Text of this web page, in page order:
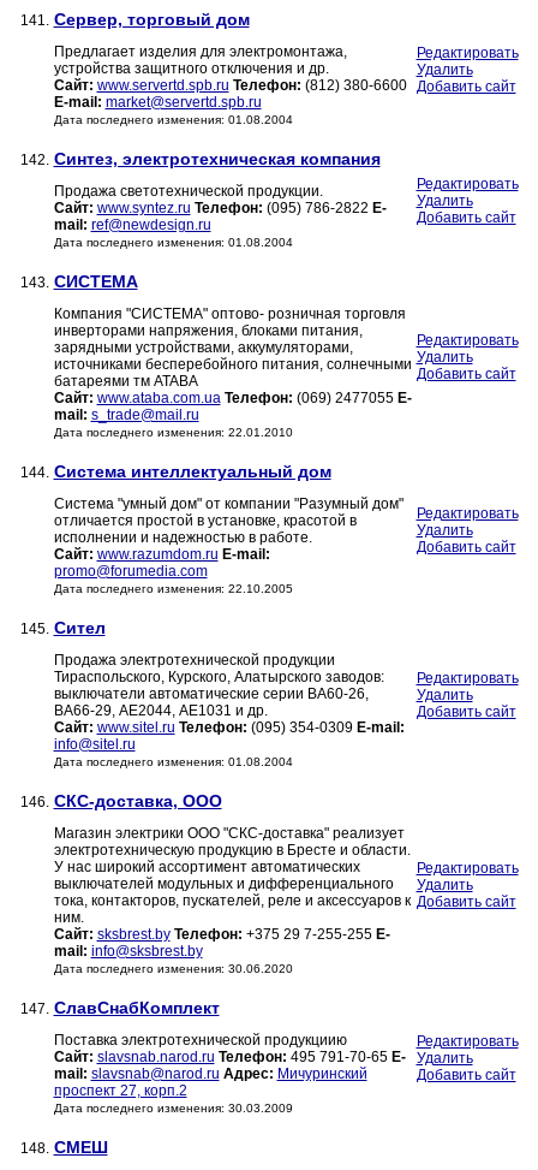
141. Сервер, торговый дом
Предлагает изделия для электромонтажа,
устройства защитного отключения и др.
Сайт: www.servertd.spb.ru Телефон: (812) 380-6600
E-mail: market@servertd.spb.ru
Дата последнего изменения: 01.08.2004
Редактировать
Удалить
Добавить сайт
142. Синтез, электротехническая компания
Продажа светотехнической продукции.
Сайт: www.syntez.ru Телефон: (095) 786-2822 E-
mail: ref@newdesign.ru
Дата последнего изменения: 01.08.2004
Редактировать
Удалить
Добавить сайт
143. СИСТЕМА
Компания "СИСТЕМА" оптово- розничная торговля
инверторами напряжения, блоками питания,
зарядными устройствами, аккумуляторами,
источниками бесперебойного питания, солнечными
батареями тм ATABA
Сайт: www.ataba.com.ua Телефон: (069) 2477055 E-
mail: s_trade@mail.ru
Дата последнего изменения: 22.01.2010
Редактировать
Удалить
Добавить сайт
144. Система интеллектуальный дом
Система "умный дом" от компании "Разумный дом"
отличается простой в установке, красотой в
исполнении и надежностью в работе.
Сайт: www.razumdom.ru E-mail:
promo@forumedia.com
Дата последнего изменения: 22.10.2005
Редактировать
Удалить
Добавить сайт
145. Сител
Продажа электротехнической продукции
Тираспольского, Курского, Алатырского заводов:
выключатели автоматические серии ВА60-26,
ВА66-29, АЕ2044, АЕ1031 и др.
Сайт: www.sitel.ru Телефон: (095) 354-0309 E-mail:
info@sitel.ru
Дата последнего изменения: 01.08.2004
Редактировать
Удалить
Добавить сайт
146. СКС-доставка, ООО
Магазин электрики ООО "СКС-доставка" реализует
электротехническую продукцию в Бресте и области.
У нас широкий ассортимент автоматических
выключателей модульных и дифференциального
тока, контакторов, пускателей, реле и аксессуаров к
ним.
Сайт: sksbrest.by Телефон: +375 29 7-255-255 E-
mail: info@sksbrest.by
Дата последнего изменения: 30.06.2020
Редактировать
Удалить
Добавить сайт
147. СлавСнабКомплект
Поставка электротехнической продукциию
Сайт: slavsnab.narod.ru Телефон: 495 791-70-65 E-
mail: slavsnab@narod.ru Адрес: Мичуринский
проспект 27, корп.2
Дата последнего изменения: 30.03.2009
Редактировать
Удалить
Добавить сайт
148. СМЕШ